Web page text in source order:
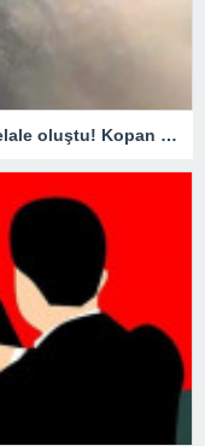
1700 rakımda şiddetli yağış sonrası şelale oluştu! Kopan kaya parçaları yola savruldu